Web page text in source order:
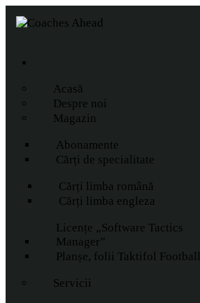
Acasă
Despre noi
Magazin
Abonamente
Cărți de specialitate
Cărți limba română
Cărți limba engleza
Licențe „Software Tactics
Manager”
Planșe, folii Taktifol Football
Servicii